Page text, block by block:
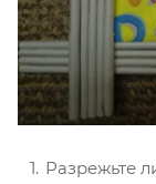
Разрежьте